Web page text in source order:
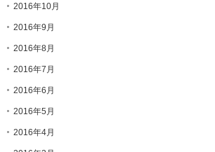
2016年10月
2016年9月
2016年8月
2016年7月
2016年6月
2016年5月
2016年4月